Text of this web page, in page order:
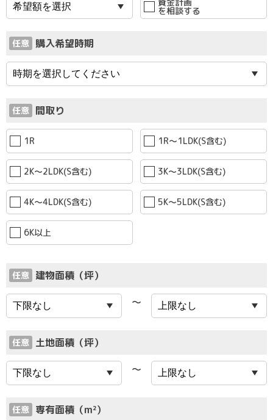
を相談する
任意 購入希望時期
任意 間取り
1R 1R〜1LDK(S含む)
2K〜2LDK(S含む) 3K〜3LDK(S含む)
4K〜4LDK(S含む) 5K〜5LDK(S含む)
6K以上
任意 建物面積（坪）
〜
任意 土地面積（坪）
〜
任意 専有面積（m²）